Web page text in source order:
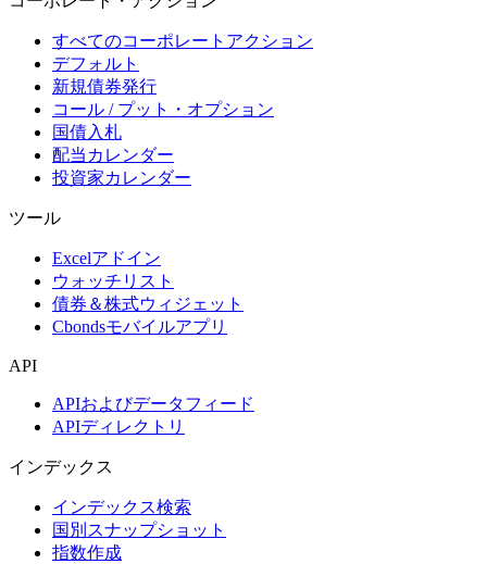
すべてのコーポレートアクション
デフォルト
新規債券発行
コール / プット・オプション
国債入札
配当カレンダー
投資家カレンダー
ツール
Excelアドイン
ウォッチリスト
債券＆株式ウィジェット
Cbondsモバイルアプリ
API
APIおよびデータフィード
APIディレクトリ
インデックス
インデックス検索
国別スナップショット
指数作成